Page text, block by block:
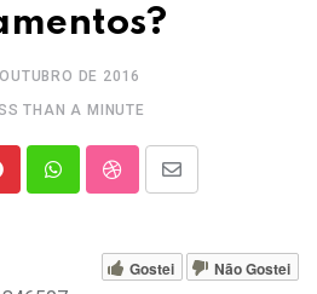
DE 2016
THAN A MINUTE
WhatsappStumbleUpon
Share
Email
Gostei Não Gostei